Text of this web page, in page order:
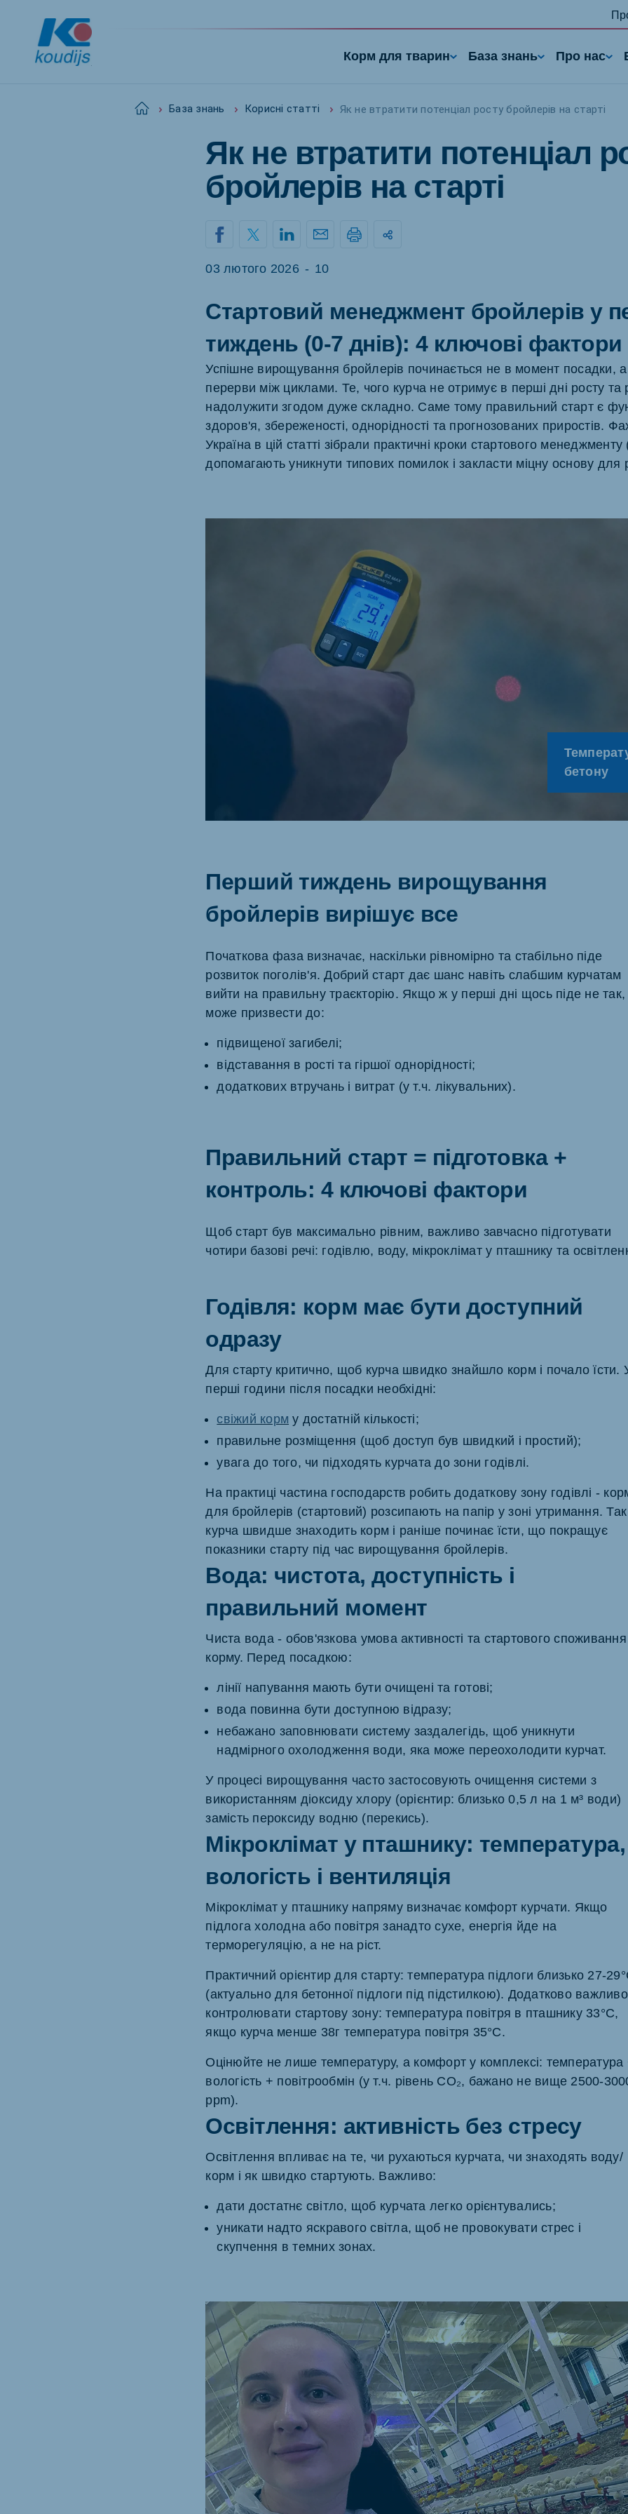
Корм для тварин База знань Про нас
Home База знань Корисні статті Як не втратити потенціал росту бройлерів на старті
Як не втратити потенціал
бройлерів на старті
03 лютого 2026 - 10
Стартовий менеджмент бройлерів у
тиждень (0-7 днів): 4 ключові фактори
Успішне вирощування бройлерів починається не в момент посадки,
перерви між циклами. Те, чого курча не отримує в перші дні росту та
надолужити згодом дуже складно. Саме тому правильний старт є
здоров'я, збереженості, однорідності та прогнозованих приростів.
Україна в цій статті зібрали практичні кроки стартового менеджменту
допомагають уникнути типових помилок і закласти міцну основу для
бетону
Перший тиждень вирощування
бройлерів вирішує все
Початкова фаза визначає, наскільки рівномірно та стабільно піде
розвиток поголів'я. Добрий старт дає шанс навіть слабшим курчатам
вийти на правильну траєкторію. Якщо ж у перші дні щось піде не
може призвести до:
підвищеної загибелі;
відставання в рості та гіршої однорідності;
додаткових втручань і витрат (у т.ч. лікувальних).
Правильний старт = підготовка +
контроль: 4 ключові фактори
Щоб старт був максимально рівним, важливо завчасно підготувати
чотири базові речі: годівлю, воду, мікроклімат у пташнику та
Годівля: корм має бути доступний
одразу
Для старту критично, щоб курча швидко знайшло корм і почало їсти.
перші години після посадки необхідні:
свіжий корм у достатній кількості;
правильне розміщення (щоб доступ був швидкий і простий);
увага до того, чи підходять курчата до зони годівлі.
На практиці частина господарств робить додаткову зону годівлі -
для бройлерів (стартовий) розсипають на папір у зоні утримання. Так
курча швидше знаходить корм і раніше починає їсти, що покращує
показники старту під час вирощування бройлерів.
Вода: чистота, доступність і
правильний момент
Чиста вода - обов'язкова умова активності та стартового споживання
корму. Перед посадкою:
лінії напування мають бути очищені та готові;
вода повинна бути доступною відразу;
небажано заповнювати систему заздалегідь, щоб уникнути
надмірного охолодження води, яка може переохолодити курчат.
У процесі вирощування часто застосовують очищення системи з
використанням діоксиду хлору (орієнтир: близько 0,5 л на 1 м³ води)
замість пероксиду водню (перекись).
Мікроклімат у пташнику: температура,
вологість і вентиляція
Мікроклімат у пташнику напряму визначає комфорт курчати. Якщо
підлога холодна або повітря занадто сухе, енергія йде на
терморегуляцію, а не на ріст.
Практичний орієнтир для старту: температура підлоги близько 27-
(актуально для бетонної підлоги під підстилкою). Додатково важливо
контролювати стартову зону: температура повітря в пташнику 33°C,
якщо курча менше 38г температура повітря 35°C.
Оцінюйте не лише температуру, а комфорт у комплексі: температура
вологість + повітрообмін (у т.ч. рівень CO₂, бажано не вище 2500-
ppm).
Освітлення: активність без стресу
Освітлення впливає на те, чи рухаються курчата, чи знаходять воду/
корм і як швидко стартують. Важливо:
дати достатнє світло, щоб курчата легко орієнтувались;
уникати надто яскравого світла, щоб не провокувати стрес і
скупчення в темних зонах.
Spanish Serbian
Slovakia
Slovak
Myanmar
Burmese
Indonesia
Indonesian
India
South Africa
Ethiopia (Koudijs)
Ukraine (Koudijs)